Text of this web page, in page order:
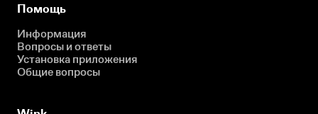
Помощь
Информация
Вопросы и ответы
Установка приложения
Общие вопросы